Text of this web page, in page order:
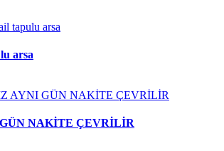
arsa
NAKİTE ÇEVRİLİR